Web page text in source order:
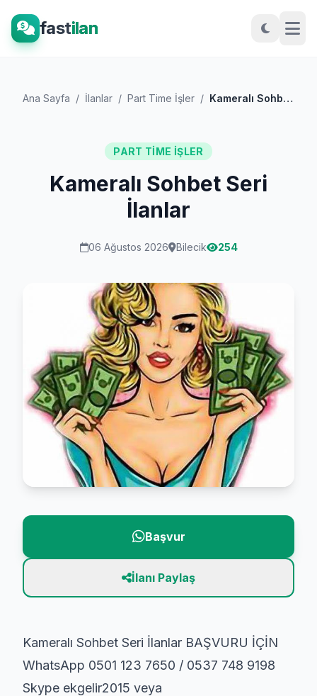
fastilan
Ana Sayfa / İlanlar / Part Time İşler / Kameralı Sohbet Seri İlanlar
PART TIME İŞLER
Kameralı Sohbet Seri
İlanlar
06 Ağustos 2026 Bilecik 254
Başvur
İlanı Paylaş
Kameralı Sohbet Seri İlanlar BAŞVURU İÇİN
WhatsApp 0501 123 7650 / 0537 748 9198
Skype ekgelir2015 veya